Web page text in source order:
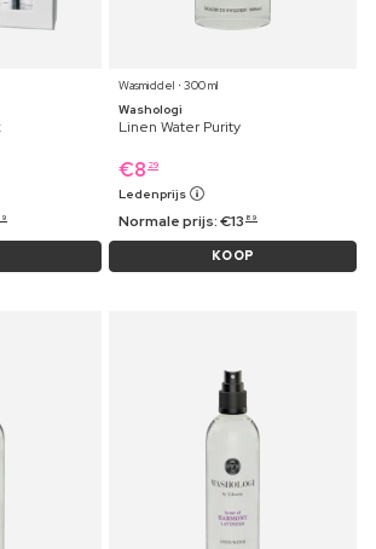
Wasmiddel ⋅ 300 ml
Washologi
Linen Water Purity
€8 29
Ledenprijs
Normale prijs:€13 89
KOOP